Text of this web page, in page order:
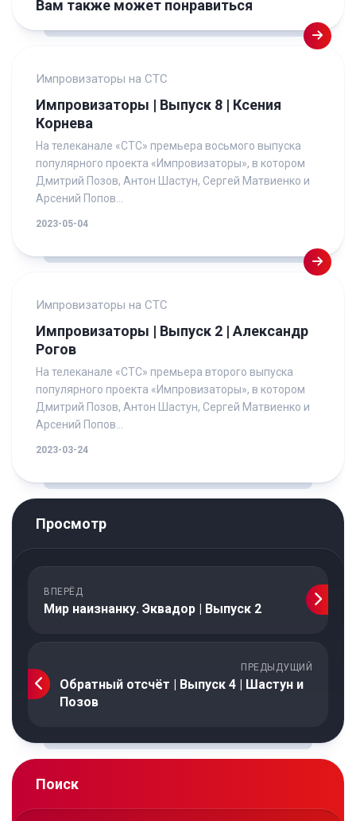
Вам также может понравиться
Импровизаторы на СТС
Импровизаторы | Выпуск 8 | Ксения
Корнева
На телеканале «СТС» премьера восьмого выпуска
популярного проекта «Импровизаторы», в котором
Дмитрий Позов, Антон Шастун, Сергей Матвиенко и
Арсений Попов...
2023-05-04
Импровизаторы на СТС
Импровизаторы | Выпуск 2 | Александр
Рогов
На телеканале «СТС» премьера второго выпуска
популярного проекта «Импровизаторы», в котором
Дмитрий Позов, Антон Шастун, Сергей Матвиенко и
Арсений Попов...
2023-03-24
Просмотр
ВПЕРЁД
Мир наизнанку. Эквадор | Выпуск 2
ПРЕДЫДУЩИЙ
Обратный отсчёт | Выпуск 4 | Шастун и
Позов
Поиск